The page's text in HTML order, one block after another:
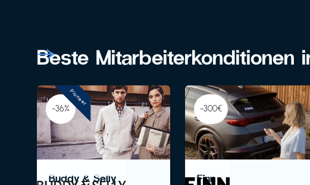
Beste Mitarbeiterkonditionen
-36%
Buddy & Selly
Pioneer
-300€
Finn